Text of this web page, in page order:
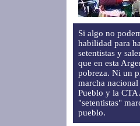
Si algo no
habilidad para
setentistas y
que en esta
pobreza. Ni un
marcha
Pueblo y la
"setentistas"
pueblo.